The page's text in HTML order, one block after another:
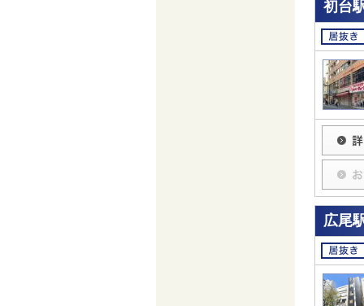
初台
広尾